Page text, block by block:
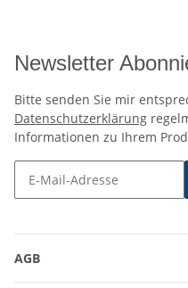
Newsletter
Bitte senden Sie mir
Datenschutzerklärung
Informationen zu Ihrem
AGB